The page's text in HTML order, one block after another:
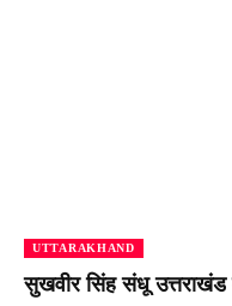
UTTARAKHAND
सुखवीर सिंह संधू